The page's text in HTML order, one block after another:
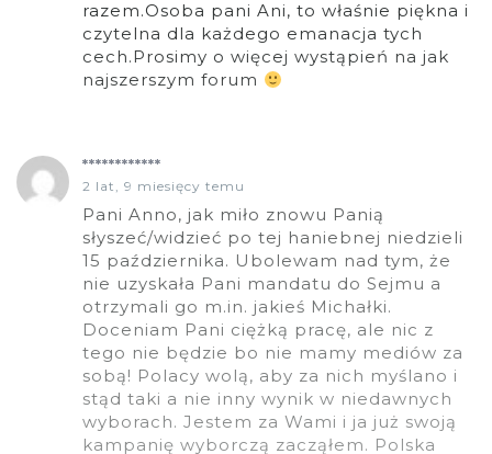
razem.Osoba pani Ani, to właśnie piękna i
czytelna dla każdego emanacja tych
cech.Prosimy o więcej wystąpień na jak
najszerszym forum
************
2 lat, 9 miesięcy temu
Pani Anno, jak miło znowu Panią
słyszeć/widzieć po tej haniebnej niedzieli
15 października. Ubolewam nad tym, że
nie uzyskała Pani mandatu do Sejmu a
otrzymali go m.in. jakieś Michałki.
Doceniam Pani ciężką pracę, ale nic z
tego nie będzie bo nie mamy mediów za
sobą! Polacy wolą, aby za nich myślano i
stąd taki a nie inny wynik w niedawnych
wyborach. Jestem za Wami i ja już swoją
kampanię wyborczą zacząłem. Polska